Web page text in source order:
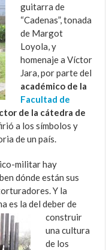
guitarra de
“Cadenas”, tonada
de Margot
Loyola, y
homenaje a Víctor
Jara, por parte del
académico de la
Facultad de
de la cátedra de
a los símbolos y
de un país.
militar hay
dónde están sus
Y la
es la del deber de
construir
una cultura
de los